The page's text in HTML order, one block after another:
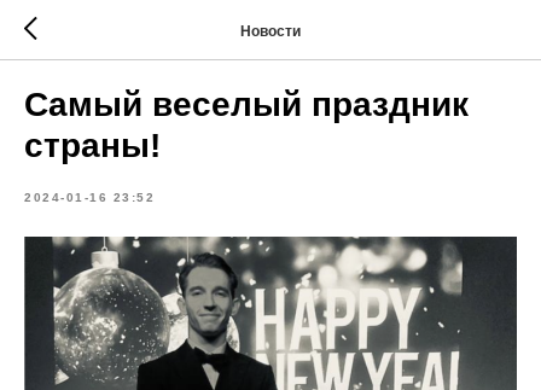
Новости
Самый веселый праздник
страны!
2024-01-16 23:52